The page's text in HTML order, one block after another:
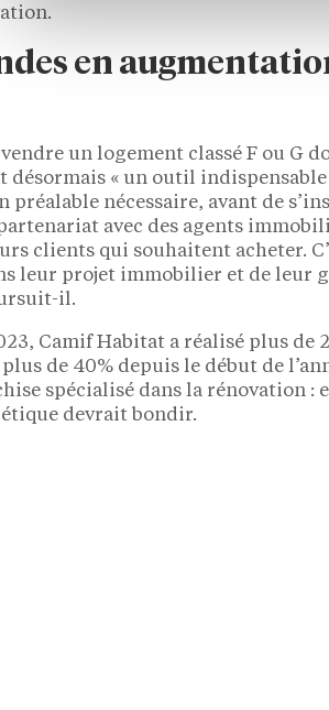
en
un logement classé F ou G
désormais « un outil
nécessaire, avant de
avec des agents
clients qui souhaitent acheter.
leur projet immobilier et de leur
il.
Camif Habitat a réalisé plus de
de 40% depuis le début de
spécialisé dans la rénovation :
devrait bondir.